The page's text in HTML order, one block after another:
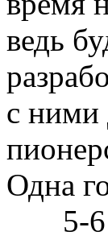
ведь
с ними
Одна
5-6